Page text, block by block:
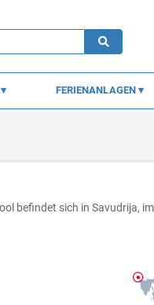
FERIENANLAGEN
befindet sich in Savudrija,